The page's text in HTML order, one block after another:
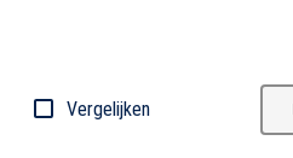
Vergelijken